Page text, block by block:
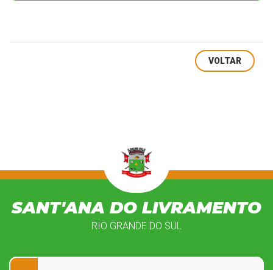
VOLTAR
SANT'ANA DO LIVRAMENTO
RIO GRANDE DO SUL